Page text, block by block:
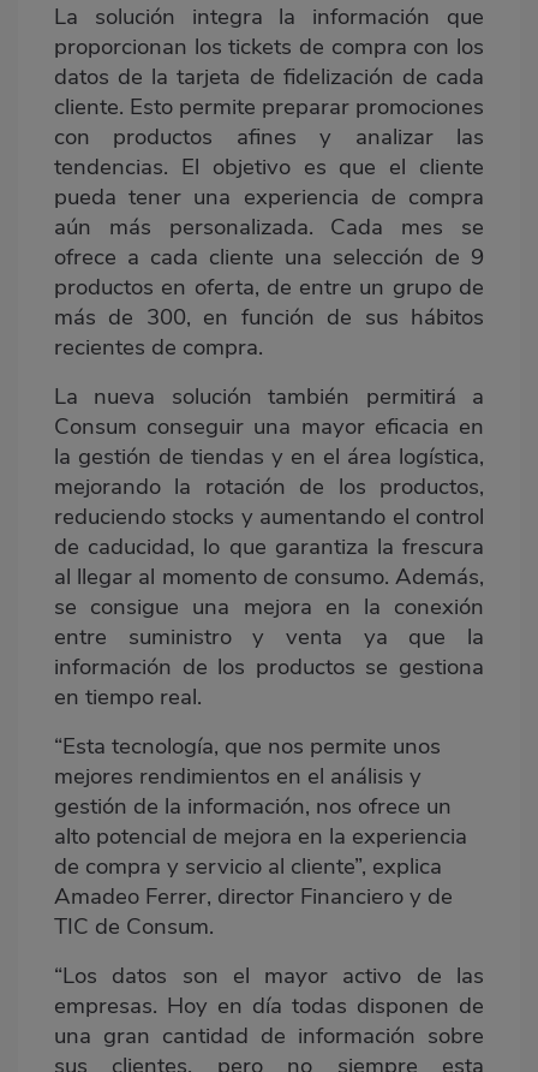
La solución integra la información que
proporcionan los tickets de compra con los
datos de la tarjeta de fidelización de cada
cliente. Esto permite preparar promociones
con productos afines y analizar las
tendencias. El objetivo es que el cliente
pueda tener una experiencia de compra
aún más personalizada. Cada mes se
ofrece a cada cliente una selección de 9
productos en oferta, de entre un grupo de
más de 300, en función de sus hábitos
recientes de compra.
La nueva solución también permitirá a
Consum conseguir una mayor eficacia en
la gestión de tiendas y en el área logística,
mejorando la rotación de los productos,
reduciendo stocks y aumentando el control
de caducidad, lo que garantiza la frescura
al llegar al momento de consumo. Además,
se consigue una mejora en la conexión
entre suministro y venta ya que la
información de los productos se gestiona
en tiempo real.
“Esta tecnología, que nos permite unos
mejores rendimientos en el análisis y
gestión de la información, nos ofrece un
alto potencial de mejora en la experiencia
de compra y servicio al cliente”, explica
Amadeo Ferrer, director Financiero y de
TIC de Consum.
“Los datos son el mayor activo de las
empresas. Hoy en día todas disponen de
una gran cantidad de información sobre